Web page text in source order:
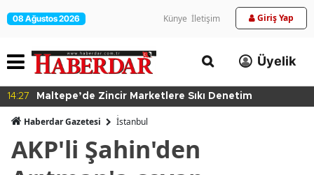
08 Ağustos 2026 Künye İletişim Giriş Yap
Üyelik
14:27 Maltepe’de Zincir Marketlere Sıkı Denetim
Haberdar Gazetesi İ̇stanbul
AKP'li Şahin'den